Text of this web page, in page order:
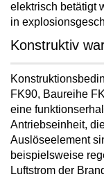
elektrisch betätigt
in
Konstruktiv
FK90, Baureihe
eine
Antriebseinheit,
Auslöseelement
beispielsweise
Luftstrom der